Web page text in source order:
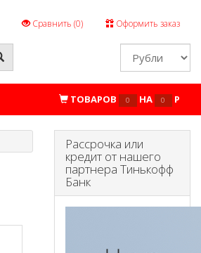
Сравнить (0) Оформить заказ
ТОВАРОВ 0 НА 0 P
Рассрочка или
кредит от нашего
партнера Тинькофф
Банк